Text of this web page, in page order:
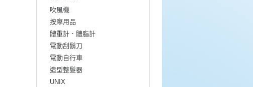
吹風機
按摩用品
體重計．體脂計
電動刮鬍刀
電動自行車
造型整髮器
UNIX